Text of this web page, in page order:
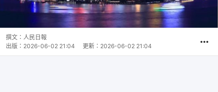
撰文： 人民日報
出版： 2026-06-02 21:04 更新： 2026-06-02 21:04